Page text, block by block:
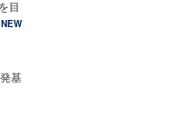
目
NEW
基